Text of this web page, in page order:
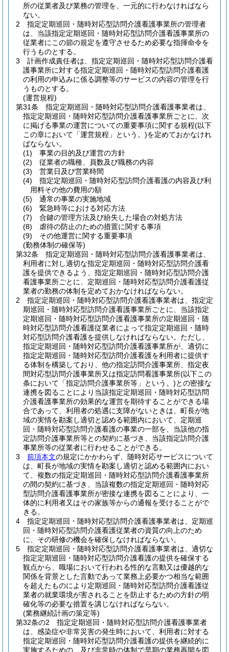
所の従業者及び業務の管理を、一元的に行わなければなら
ない。
2
指定定期巡回・随時対応型訪問介護看護事業所の管理者
は、当該指定定期巡回・随時対応型訪問介護看護事業所の
従業者にこの節の規定を遵守させるため必要な指揮命令を
行うものとする。
3
計画作成責任者は、指定定期巡回・随時対応型訪問介護看
護事業所に対する指定定期巡回・随時対応型訪問介護看護
の利用の申込みに係る調整等のサービスの内容の管理を行
うものとする。
(運営規程)
第31条
指定定期巡回・随時対応型訪問介護看護事業者は、
指定定期巡回・随時対応型訪問介護看護事業所ごとに、次
に掲げる事業の運営についての重要事項に関する規程(以下
この章において「運営規程」という。)を定めておかなけれ
ばならない。
(1)
事業の目的及び運営の方針
(2)
従業者の職種、員数及び職務の内容
(3)
営業日及び営業時間
(4)
指定定期巡回・随時対応型訪問介護看護の内容及び利
用料その他の費用の額
(5)
通常の事業の実施地域
(6)
緊急時等における対応方法
(7)
合鍵の管理方法及び紛失した場合の対処方法
(8)
虐待の防止のための措置に関する事項
(9)
その他運営に関する重要事項
(勤務体制の確保等)
第32条
指定定期巡回・随時対応型訪問介護看護事業者は、
利用者に対し適切な指定定期巡回・随時対応型訪問介護看
護を提供できるよう、指定定期巡回・随時対応型訪問介護
看護事業所ごとに、定期巡回・随時対応型訪問介護看護従
業者の勤務の体制を定めておかなければならない。
2
指定定期巡回・随時対応型訪問介護看護事業者は、指定定
期巡回・随時対応型訪問介護看護事業所ごとに、当該指定
定期巡回・随時対応型訪問介護看護事業所の定期巡回・随
時対応型訪問介護看護従業者によって指定定期巡回・随時
対応型訪問介護看護を提供しなければならない。 ただし、
指定定期巡回・随時対応型訪問介護看護事業所が、適切に
指定定期巡回・随時対応型訪問介護看護を利用者に提供す
る体制を構築しており、他の指定訪問介護事業所、指定夜
間対応型訪問介護事業所又は指定訪問看護事業所(以下この
条において「指定訪問介護事業所等」という。)との密接な
連携を図ることにより当該指定定期巡回・随時対応型訪問
介護看護事業所の効果的な運営を期待することができる場
合であって、利用者の処遇に支障がないときは、町長が地
域の実情を勘案し適切と認める範囲内において、定期巡
回・随時対応型訪問介護看護の事業の一部を、当該他の指
定訪問介護事業所等との契約に基づき、当該指定訪問介護
事業所等の従業者に行わせることができる。
3
前項本文の規定にかかわらず、随時対応サービスについて
は、町長が地域の実情を勘案し適切と認める範囲内におい
て、複数の指定定期巡回・随時対応型訪問介護看護事業所
の間の契約に基づき、当該複数の指定定期巡回・随時対応
型訪問介護看護事業所が密接な連携を図ることにより、一
体的に利用者又はその家族等からの通報を受けることがで
きる。
4
指定定期巡回・随時対応型訪問介護看護事業者は、定期巡
回・随時対応型訪問介護看護従業者の資質の向上のため
に、その研修の機会を確保しなければならない。
5
指定定期巡回・随時対応型訪問介護看護事業者は、適切な
指定定期巡回・随時対応型訪問介護看護の提供を確保する
観点から、職場において行われる性的な言動又は優越的な
関係を背景とした言動であって業務上必要かつ相当な範囲
を超えたものにより定期巡回・随時対応型訪問介護看護従
業者の就業環境が害されることを防止するための方針の明
確化等の必要な措置を講じなければならない。
(業務継続計画の策定等)
第32条の2
指定定期巡回・随時対応型訪問介護看護事業者
は、感染症や非常災害の発生時において、利用者に対する
指定定期巡回・随時対応型訪問介護看護の提供を継続的に
実施するための、及び非常時の体制で早期の業務再開を図